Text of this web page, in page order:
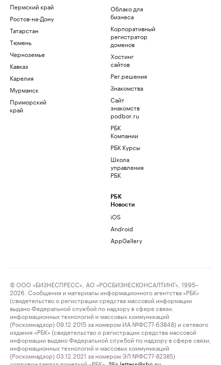
Пермский край
Ростов-на-Дону
Татарстан
Тюмень
Черноземье
Кавказ
Карелия
Мурманск
Приморский
край
Облако для
бизнеса
Корпоративный
регистратор
доменов
Хостинг
сайтов
Рег.решения
Знакомства
Сайт
знакомств
podbor.ru
РБК
Компании
РБК Курсы
Школа
управления
РБК
РБК
Новости
iOS
Android
AppGallery
© ООО «БИЗНЕСПРЕСС», АО «РОСБИЗНЕСКОНСАЛТИНГ», 1995–
2026. Сообщения и материалы информационного агентства «РБК»
(свидетельство о регистрации средства массовой информации
выдано Федеральной службой по надзору в сфере связи,
информационных технологий и массовых коммуникаций
(Роскомнадзор) 09.12.2015 за номером ИА №ФС77-63848) и сетевого
издания «РБК» (свидетельство о регистрации средства массовой
информации выдано Федеральной службой по надзору в сфере связи,
информационных технологий и массовых коммуникаций
(Роскомнадзор) 03.12.2021 за номером ЭЛ №ФС77-82385)